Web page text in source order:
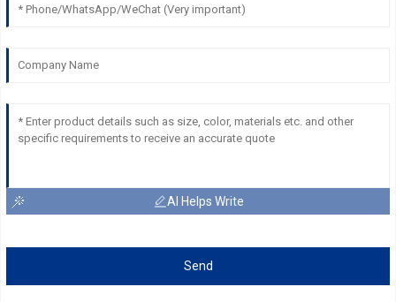
AI Helps Write
Send